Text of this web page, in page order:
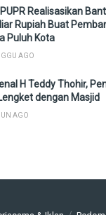
Realisasikan
Rupiah Buat
Puluh Kota
AGO
H Teddy Thohir,
dengan Masjid
AGO